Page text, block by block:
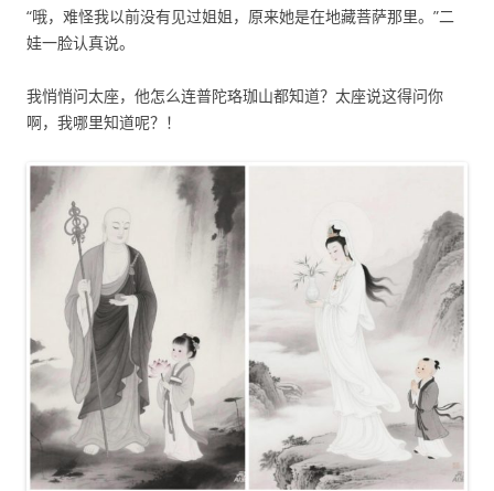
“哦，难怪我以前没有见过姐姐，原来她是在地藏菩萨那里。”二
娃一脸认真说。
我悄悄问太座，他怎么连普陀珞珈山都知道？太座说这得问你
啊，我哪里知道呢？！